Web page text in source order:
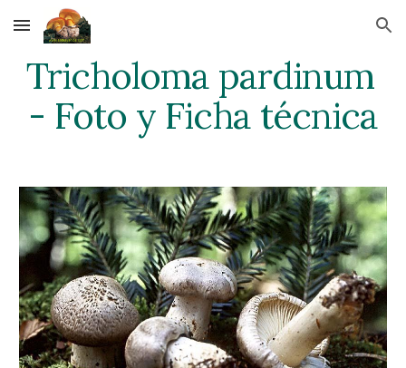
Skip to main content Skip to navigation
Tricholoma pardinum
- Foto y Ficha técnica